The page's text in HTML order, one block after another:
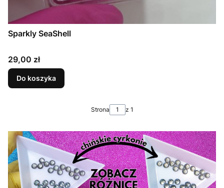
Sparkly SeaShell
Cena
29,00 zł
Do koszyka
Strona z 1